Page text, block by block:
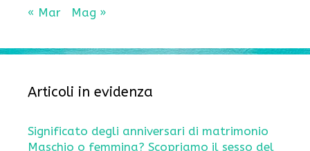
« Mar Mag »
Articoli in evidenza
Significato degli anniversari di matrimonio
Maschio o femmina? Scopriamo il sesso del